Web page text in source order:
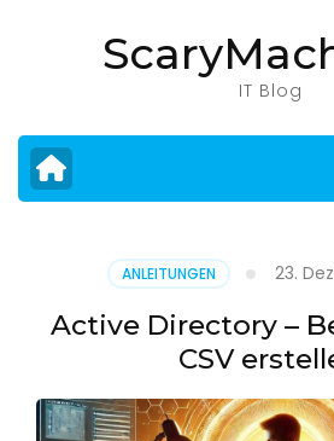
drücken)
IT Blog
ANLEITUNGEN 23.
Active Directory –
CSV